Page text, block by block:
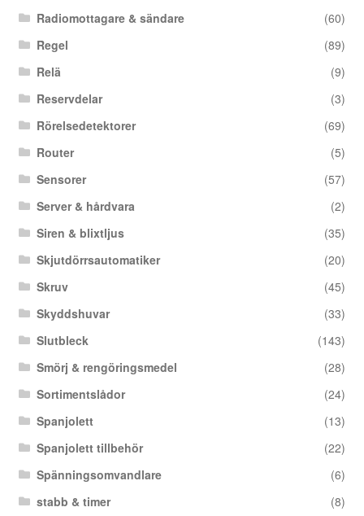
Radiomottagare & sändare
(60)
Regel
(89)
Relä
(9)
Reservdelar
(3)
Rörelsedetektorer
(69)
Router
(5)
Sensorer
(57)
Server & hårdvara
(2)
Siren & blixtljus
(35)
Skjutdörrsautomatiker
(20)
Skruv
(45)
Skyddshuvar
(33)
Slutbleck
(143)
Smörj & rengöringsmedel
(28)
Sortimentslådor
(24)
Spanjolett
(13)
Spanjolett tillbehör
(22)
Spänningsomvandlare
(6)
stabb & timer
(8)